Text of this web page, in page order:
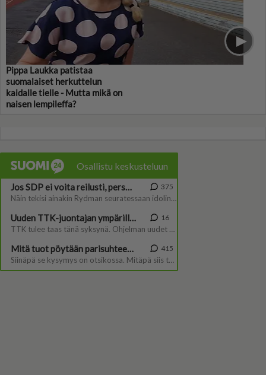
Pippa Laukka patistaa
suomalaiset herkuttelun
kaidalle tielle - Mutta mikä on
naisen lempileffa?